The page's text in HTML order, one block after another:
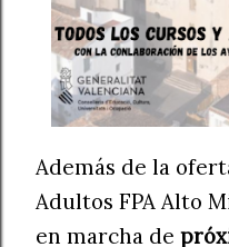
Además de la
Adultos FPA Alto
en marcha de